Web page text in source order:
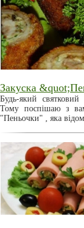
Закуска
Будь-який святковий
Тому поспішаю з
"Пеньочки" , яка